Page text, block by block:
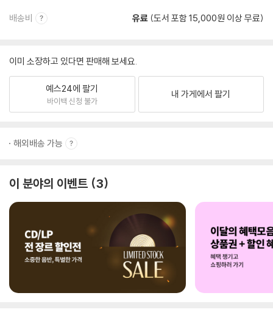
배송비 유료 (도서 포함 15,000원 이상 무료)
이미 소장하고 있다면 판매해 보세요.
예스24에 팔기
바이백 신청 불가
내 가게에서 팔기
해외배송 가능
이 분야의 이벤트 3